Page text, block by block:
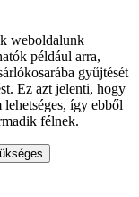
weboldalunk
például arra,
gyűjtését
Ez azt jelenti, hogy
így ebből
félnek.